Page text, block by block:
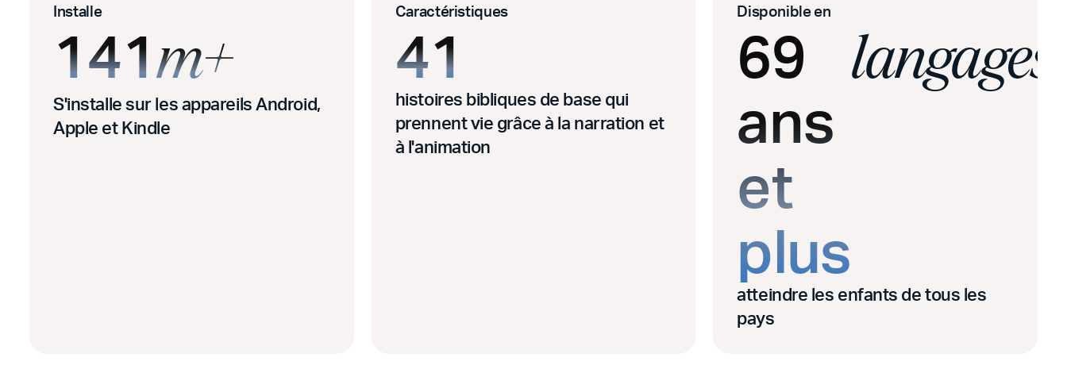
Installe
141m+
S'installe sur les appareils Android,
Apple et Kindle
Caractéristiques
41
histoires bibliques de base qui
prennent vie grâce à la narration et
à l'animation
Disponible en
69
ans
et
plus
langages
atteindre les enfants de tous les
pays